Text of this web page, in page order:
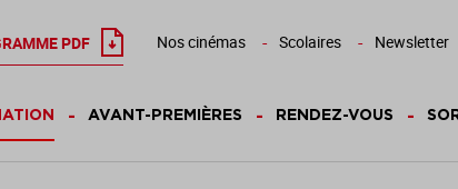
PDF Nos cinémas Scolaires Newsletter
AVANT-PREMIÈRES RENDEZ-VOUS